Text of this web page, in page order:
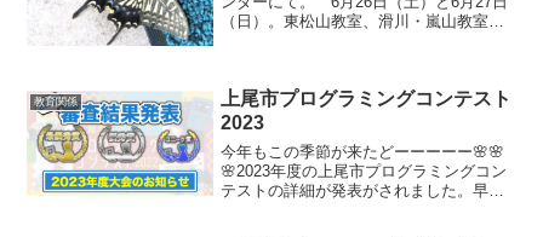
（日）。東松山教室、滑川・嵐山教室に
ます。低学年の子も...
教育関係
上尾市プログラミングコンテスト
2023
今年もこの季節が来たどーーーーー🌸🌸
🌸2023年度の上尾市プログラミングコン
テストの詳細が発表がされました。早い